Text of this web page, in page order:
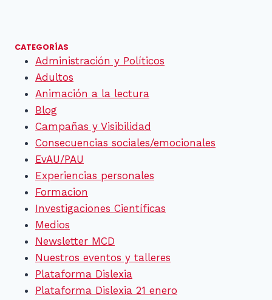
CATEGORÍAS
Administración y Políticos
Adultos
Animación a la lectura
Blog
Campañas y Visibilidad
Consecuencias sociales/emocionales
EvAU/PAU
Experiencias personales
Formacion
Investigaciones Científicas
Medios
Newsletter MCD
Nuestros eventos y talleres
Plataforma Dislexia
Plataforma Dislexia 21 enero